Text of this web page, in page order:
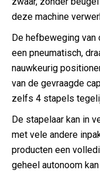
deze machine
De hefbeweging van
een pneumatisch,
nauwkeurig
van de gevraagde
zelfs 4 stapels
De stapelaar kan in
met vele andere
producten een
geheel autonoom